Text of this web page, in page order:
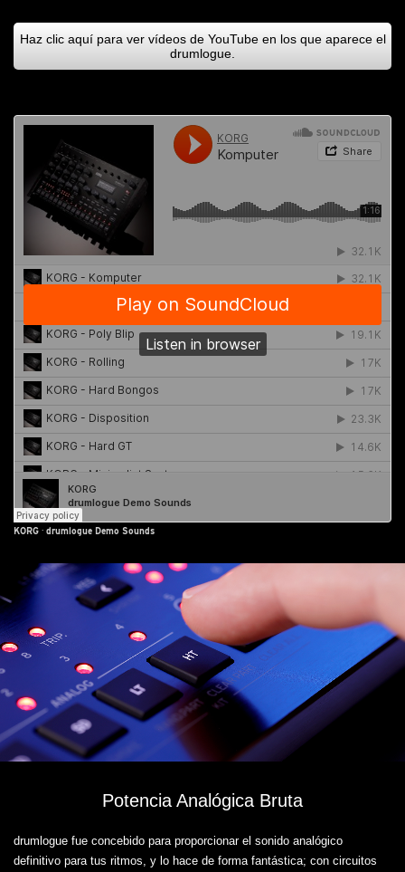
Haz clic aquí para ver vídeos de YouTube en los que aparece el
drumlogue.
KORG · drumlogue Demo Sounds
Potencia Analógica Bruta
drumlogue fue concebido para proporcionar el sonido analógico
definitivo para tus ritmos, y lo hace de forma fantástica; con circuitos